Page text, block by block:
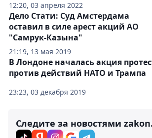
12:20, 03 апреля 2022
21:19, 13 мая 2019
Дело Стати: Суд Амстердама
оставил в силе арест акций АО
"Самрук-Казына"
23:23, 03 декабря 2019
В Лондоне началась акция
против действий НАТО и Трампа
Следите за новостями